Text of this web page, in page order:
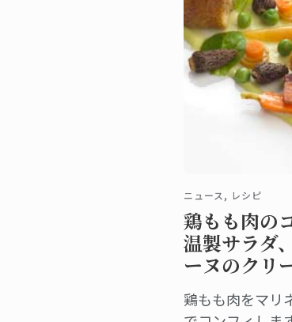
ニュース, レシピ
鶏もも肉の
温製サラダ
ーヌのクリ
鶏もも肉をマリ